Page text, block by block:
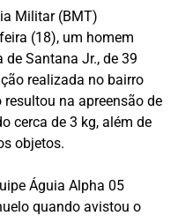
Militar (BMT)
(18), um homem
Santana Jr., de 39
realizada no bairro
na apreensão de
cerca de 3 kg, além de
objetos.
Águia Alpha 05
quando avistou o